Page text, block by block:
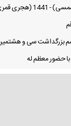
سی و هشتمین
حضور معظم له